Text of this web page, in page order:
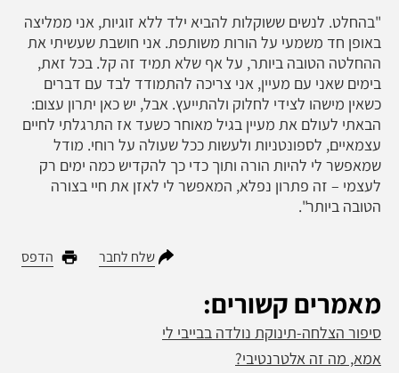
"בהחלט. לנשים ששוקלות להביא ילד ללא זוגיות, אני ממליצה
באופן חד משמעי על הורות משותפת. אני חושבת שעשיתי את
ההחלטה הטובה ביותר, על אף שלא תמיד זה קל. בכל זאת,
בימים שאני עם מעיין, אני צריכה להתמודד לבד עם דברים
כשאין מישהו לצידי לחלוק ולהתייעץ. אבל, יש כאן יתרון עצום:
הבאתי לעולם את מעיין בגיל מאוחר כשעד אז התרגלתי לחיים
עצמאיים, לספונטניות ולעשות ככל שעולה על רוחי. מודל
שמאפשר לי להיות הורה ותוך כדי כך להקדיש כמה ימים רק
לעצמי – זה פתרון נפלא, המאפשר לי לאזן את חיי בצורה
הטובה ביותר".
שלח לחבר הדפס
מאמרים קשורים:
סיפור הצלחה-תינוקת נולדה בבייבי לי
אמא, מה זה אלטרנטיבי?